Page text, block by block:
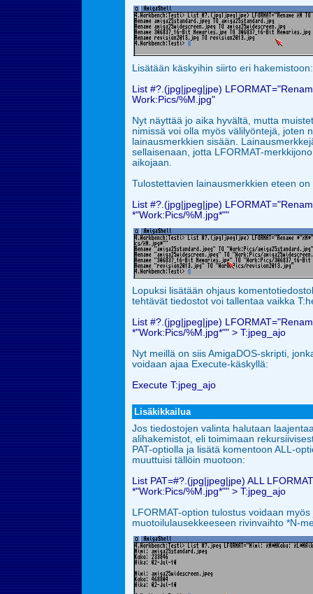
Lisätään käskyihin siirto eri hakemistoon:
List #?.(jpg|jpeg|jpe)
Work:Pics/%M.jpg"
Nyt näyttää jo aika hyvältä, mutta
nimissä voi olla myös välilyöntejä, joten
lainausmerkkien sisään.
sellaisenaan, jotta LFORMAT-
aikojaan.
Tulostettavien lainausmerkkien eteen
List #?.(jpg|jpeg|jpe)
*"Work:Pics/%M.jpg*""
Lopuksi lisätään ohjaus
tehtävät tiedostot voi tallentaa vaikka
List #?.(jpg|jpeg|jpe)
*"Work:Pics/%M.jpg*"" > T:jpeg_ajo
Nyt meillä on siis AmigaDOS-skripti,
voidaan ajaa Execute-käskyllä:
Execute T:jpeg_ajo
Lisäkikkailua
Jos tiedostojen valinta halutaan
alihakemistot, eli toimimaan
PAT-optiolla ja lisätä komentoon ALL-
muuttuisi tällöin muotoon:
List PAT=#?.(jpg|jpeg|jpe) ALL
*"Work:Pics/%M.jpg*"" > T:jpeg_ajo
LFORMAT-option tulostus voidaan
muotoilulausekkeeseen rivinvaihto *N-